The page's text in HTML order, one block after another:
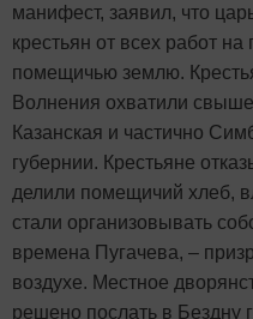
манифест, заявил, что
крестьян от всех работ
помещичью землю.
Волнения охватили
Казанская и частично
губернии. Крестьяне
делили помещичий хлеб,
стали организовывать
времена Пугачева, –
воздухе. Местное
решено послать в Бездну